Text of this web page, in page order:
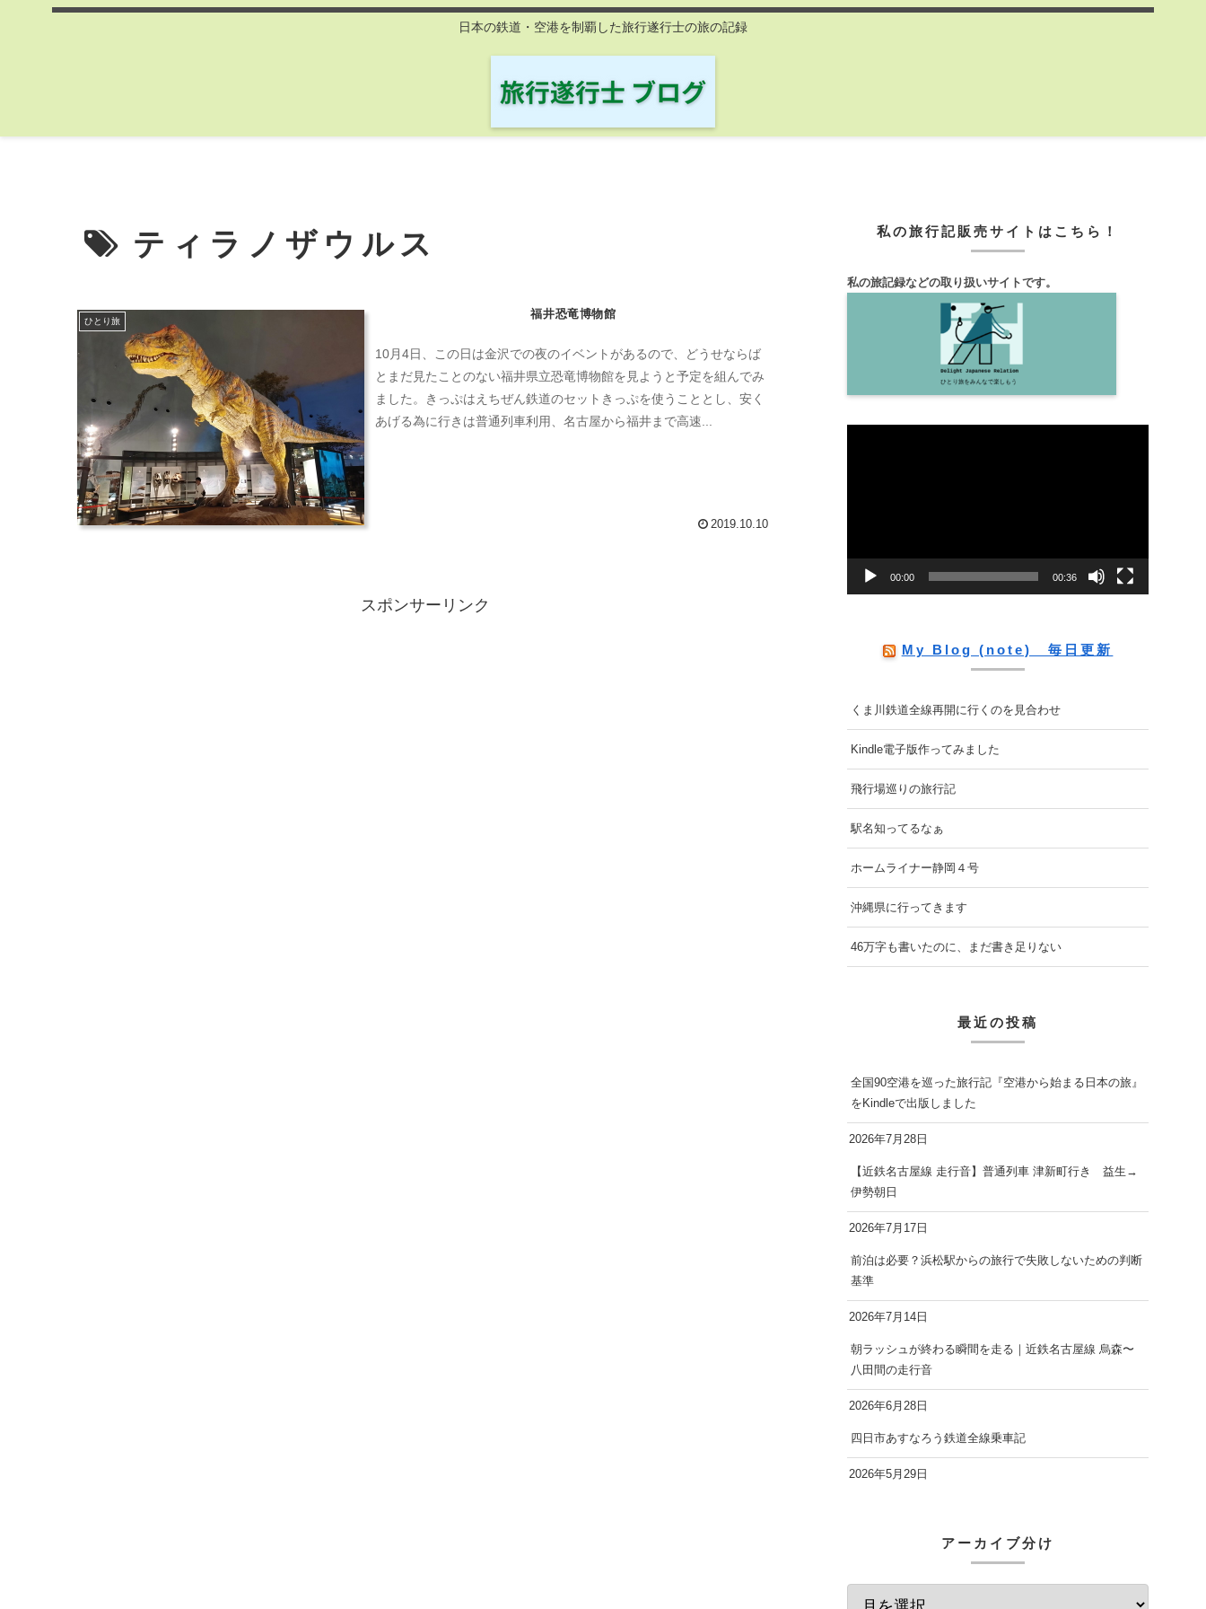
日本の鉄道・空港を制覇した旅行遂行士の旅の記録
ティラノザウルス
ひとり旅
福井恐竜博物館
10月4日、この日は金沢での夜のイベントがあるので、どうせならば
とまだ見たことのない福井県立恐竜博物館を見ようと予定を組んでみ
ました。きっぷはえちぜん鉄道のセットきっぷを使うこととし、安く
あげる為に行きは普通列車利用、名古屋から福井まで高速...
2019.10.10
スポンサーリンク
私の旅行記販売サイトはこちら！
私の旅記録などの取り扱いサイトです。
00:00 00:36
My Blog (note) 毎日更新
くま川鉄道全線再開に行くのを見合わせ
Kindle電子版作ってみました
飛行場巡りの旅行記
駅名知ってるなぁ
ホームライナー静岡４号
沖縄県に行ってきます
46万字も書いたのに、まだ書き足りない
最近の投稿
全国90空港を巡った旅行記『空港から始まる日本の旅』
をKindleで出版しました
2026年7月28日
【近鉄名古屋線 走行音】普通列車 津新町行き 益生→
伊勢朝日
2026年7月17日
前泊は必要？浜松駅からの旅行で失敗しないための判断
基準
2026年7月14日
朝ラッシュが終わる瞬間を走る｜近鉄名古屋線 烏森〜
八田間の走行音
2026年6月28日
四日市あすなろう鉄道全線乗車記
2026年5月29日
アーカイブ分け